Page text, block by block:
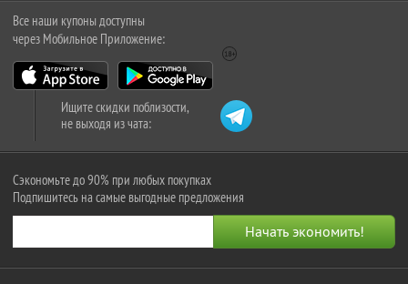
Все наши купоны доступны
через Мобильное Приложение:
Ищите скидки поблизости,
не выходя из чата:
Сэкономьте до 90% при любых покупках
Подпишитесь на самые выгодные предложения